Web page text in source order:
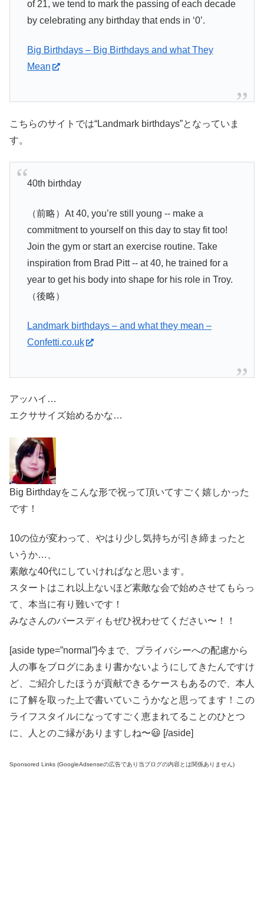
of 21, we tend to mark the passing of each decade
by celebrating any birthday that ends in ‘0’.
Big Birthdays – Big Birthdays and what They
Mean
こちらのサイトでは“Landmark birthdays”となっていま
す。
40th birthday
（前略）At 40, you’re still young ‐‐ make a
commitment to yourself on this day to stay fit too!
Join the gym or start an exercise routine. Take
inspiration from Brad Pitt ‐‐ at 40, he trained for a
year to get his body into shape for his role in Troy.
（後略）
Landmark birthdays – and what they mean –
Confetti.co.uk
アッハイ…
エクササイズ始めるかな…
Big Birthdayをこんな形で祝って頂いてすごく嬉しかった
です！
10の位が変わって、やはり少し気持ちが引き締まったと
いうか…、
素敵な40代にしていければなと思います。
スタートはこれ以上ないほど素敵な会で始めさせてもらっ
て、本当に有り難いです！
みなさんのバースディもぜひ祝わせてください〜！！
[aside type=”normal”]今まで、プライバシーへの配慮から
人の事をブログにあまり書かないようにしてきたんですけ
ど、ご紹介したほうが貢献できるケースもあるので、本人
に了解を取った上で書いていこうかなと思ってます！この
ライフスタイルになってすごく恵まれてることのひとつ
に、人とのご縁がありますしね〜😃 [/aside]
Sponsored Links (GoogleAdsenseの広告であり当ブログの内容とは関係ありません)